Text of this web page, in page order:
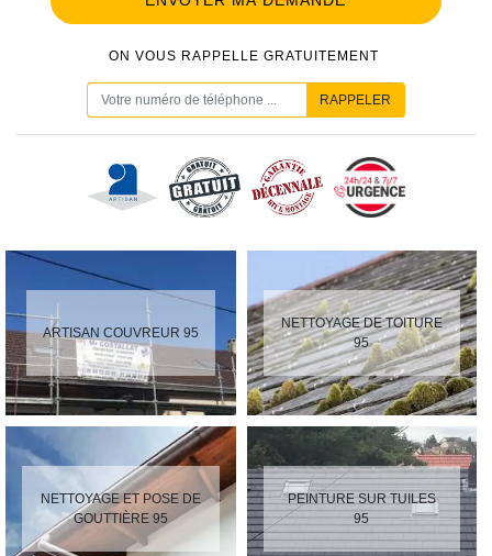
ON VOUS RAPPELLE GRATUITEMENT
ARTISAN COUVREUR 95
NETTOYAGE DE TOITURE
95
NETTOYAGE ET POSE DE
GOUTTIÈRE 95
PEINTURE SUR TUILES
95